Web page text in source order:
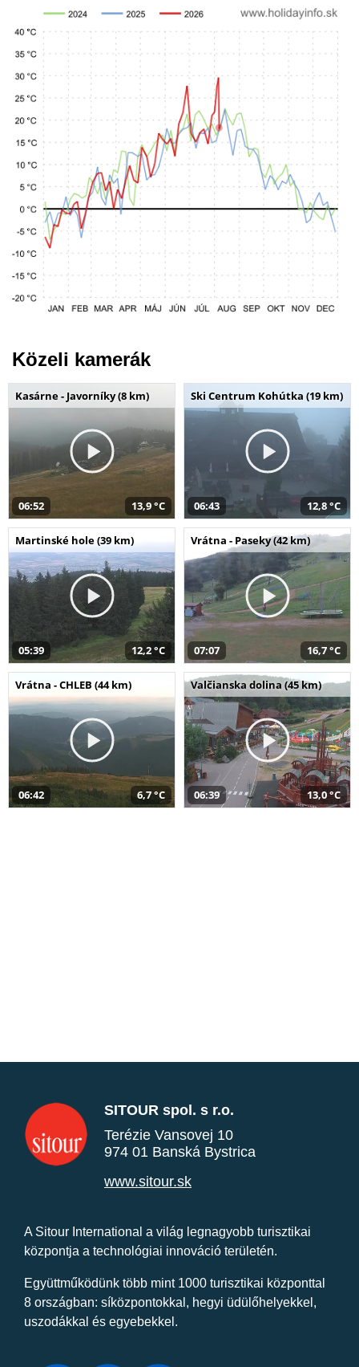
Közeli kamerák
Kasárne - Javorníky (8 km)
06:52 13,9 °C
Ski Centrum Kohútka (19 km)
06:43 12,8 °C
Martinské hole (39 km)
05:39 12,2 °C
Vrátna - Paseky (42 km)
07:07 16,7 °C
Vrátna - CHLEB (44 km)
06:42 6,7 °C
Valčianska dolina (45 km)
06:39 13,0 °C
SITOUR spol. s r.o.
Terézie Vansovej 10
974 01 Banská Bystrica
www.sitour.sk
A Sitour International a világ legnagyobb turisztikai
központja a technológiai innováció területén.
Együttműködünk több mint 1000 turisztikai központtal
8 országban: síközpontokkal, hegyi üdülőhelyekkel,
uszodákkal és egyebekkel.